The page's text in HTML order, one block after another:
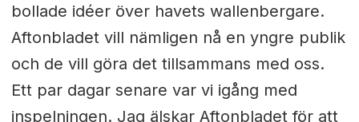
bollade idéer över havets wallenbergare.
Aftonbladet vill nämligen nå en yngre publik
och de vill göra det tillsammans med oss.
Ett par dagar senare var vi igång med
inspelningen. Jag älskar Aftonbladet för att